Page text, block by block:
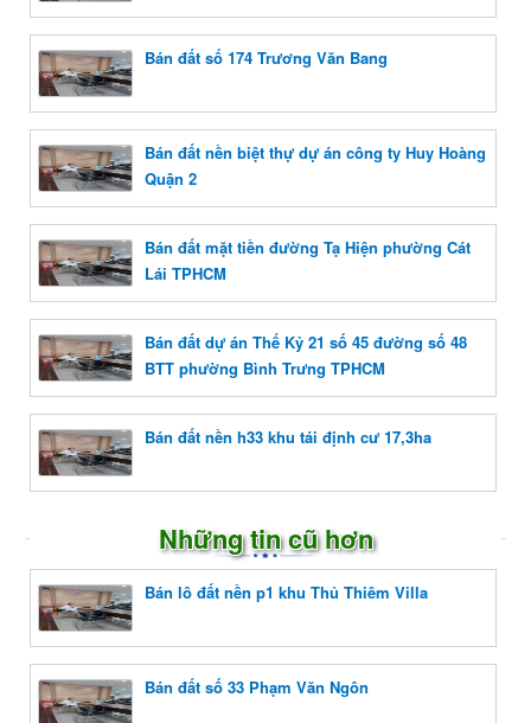
Bán đất số 174 Trương Văn Bang
Bán đất nền biệt thự dự án công ty Huy Hoàng
Quận 2
Bán đất mặt tiền đường Tạ Hiện phường Cát
Lái TPHCM
Bán đất dự án Thế Kỷ 21 số 45 đường số 48
BTT phường Bình Trưng TPHCM
Bán đất nền h33 khu tái định cư 17,3ha
Những tin cũ hơn
Bán lô đất nền p1 khu Thủ Thiêm Villa
Bán đất số 33 Phạm Văn Ngôn